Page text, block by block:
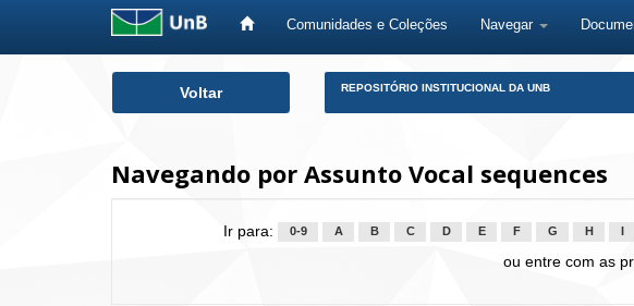
Comunidades e Coleções Navegar
Voltar REPOSITÓRIO INSTITUCIONAL DA UNB
Navegando por Assunto Vocal sequences
Ir para: 0-9 A B C D E F G H
ou entre com as